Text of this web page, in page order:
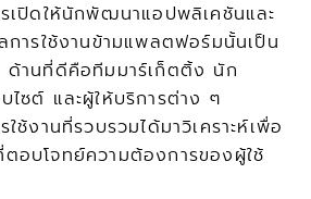
เปิดให้นักพัฒนาแอปพลิเคชันและ
การใช้งานข้ามแพลตฟอร์มนั้นเป็น
ด้านที่ดีคือทีมมาร์เก็ตติ้ง นัก
ซต์ และผู้ให้บริการต่าง ๆ
ช้งานที่รวบรวมได้มาวิเคราะห์เพื่อ
อบโจทย์ความต้องการของผู้ใช้